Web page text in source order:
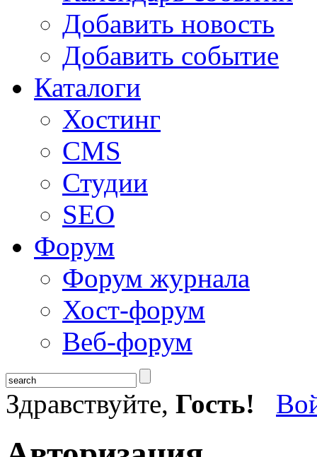
Добавить новость
Добавить событие
Каталоги
Хостинг
CMS
Студии
SEO
Форум
Форум журнала
Хост-форум
Веб-форум
Здравствуйте, Гость!